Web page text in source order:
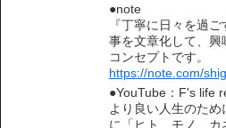
●note
『丁寧に日々を過
事を文章化して、
コンセプトです。
https://note.com/
●YouTube：F's life
より良い人生のた
に「ヒト、モノ、カ